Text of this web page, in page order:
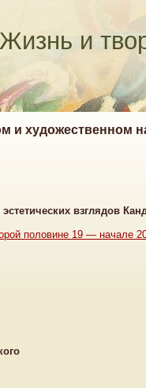
Жизнь и
и художественном
взглядов
половине 19 — начале